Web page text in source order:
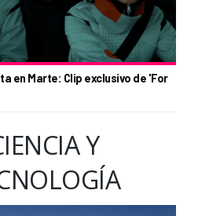
en Marte: Clip exclusivo de 'For
Y